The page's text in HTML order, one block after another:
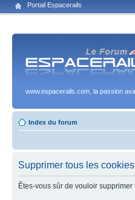
Portail Espacerails
www.espacerails.com, la passion
Index du forum
Supprimer tous les
Êtes-vous sûr de vouloir